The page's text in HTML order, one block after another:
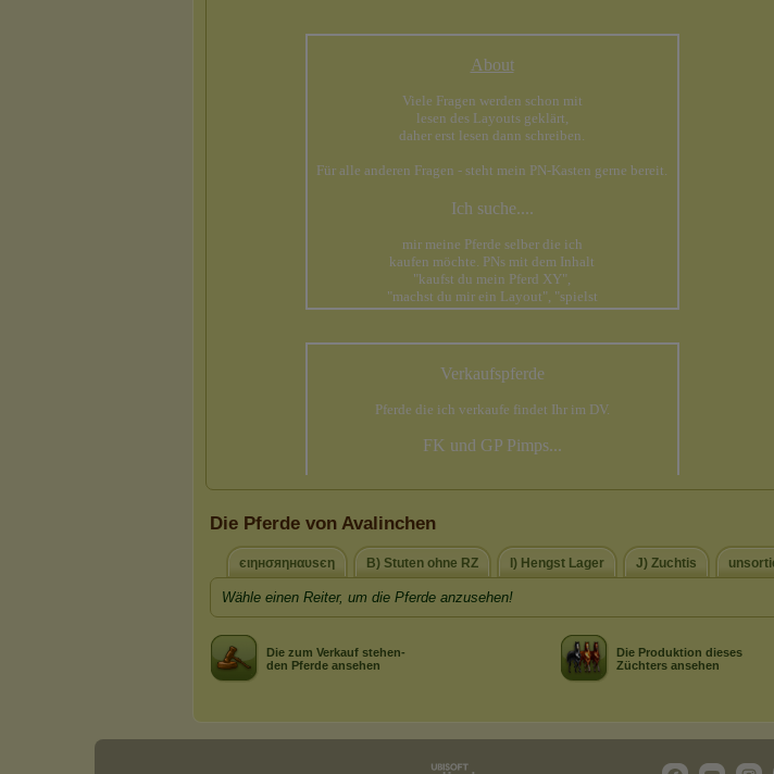
Die Pferde von Avalinchen
єιηнσяηнαυѕєη B) Stuten ohne RZ I) Hengst Lager J) Zuchtis
Wähle einen Reiter, um die Pferde anzusehen!
Die zum Verkauf stehen-
den Pferde ansehen
Die Produktion dieses
Züchters ansehen